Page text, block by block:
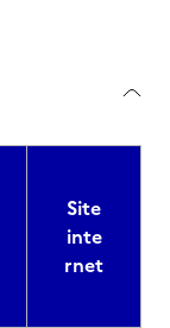
Site
inte
rnet